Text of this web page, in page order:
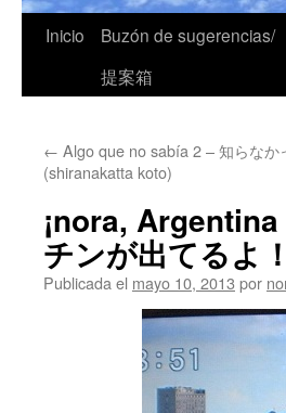
Inicio
Buzón de sugerencias/
提案箱
← Algo que no sabía 2 – 知らなか
(shiranakatta koto)
¡nora,
チンが出てるよ！
Publicada el mayo 10, 2013 por